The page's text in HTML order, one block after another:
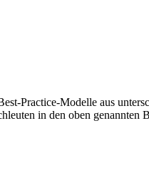
Practice-Modelle aus
in den oben genannten